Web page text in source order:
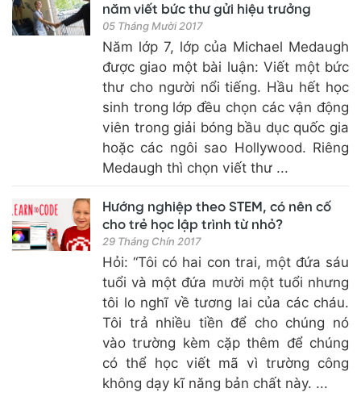
năm viết bức thư gửi hiệu trưởng
05 Tháng Mười 2017
Năm lớp 7, lớp của Michael Medaugh
được giao một bài luận: Viết một bức
thư cho người nổi tiếng. Hầu hết học
sinh trong lớp đều chọn các vận động
viên trong giải bóng bầu dục quốc gia
hoặc các ngôi sao Hollywood. Riêng
Medaugh thì chọn viết thư ...
Hướng nghiệp theo STEM, có nên cố
cho trẻ học lập trình từ nhỏ?
29 Tháng Chín 2017
Hỏi: “Tôi có hai con trai, một đứa sáu
tuổi và một đứa mười một tuổi nhưng
tôi lo nghĩ về tương lai của các cháu.
Tôi trả nhiều tiền để cho chúng nó
vào trường kèm cặp thêm để chúng
có thể học viết mã vì trường công
không dạy kĩ năng bản chất này. ...